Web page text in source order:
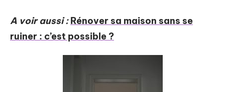
A voir aussi : Rénover sa maison sans se
ruiner : c’est possible ?